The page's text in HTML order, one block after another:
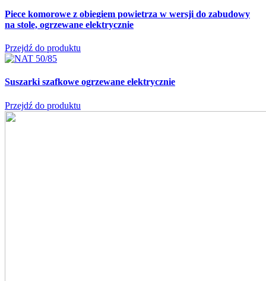
Piece komorowe z obiegiem powietrza w wersji do zabudowy
na stole, ogrzewane elektrycznie
Przejdź do produktu
Suszarki szafkowe ogrzewane elektrycznie
Przejdź do produktu